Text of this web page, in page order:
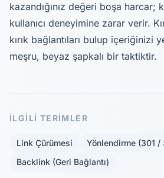
kazandığınız değeri boşa harcar;
kullanıcı deneyimine zarar verir.
kırık bağlantıları bulup içeriğinizi
meşru, beyaz şapkalı bir taktiktir.
İLGILI TERIMLER
Link Çürümesi
Yönlendirme (301 /
Backlink (Geri Bağlantı)